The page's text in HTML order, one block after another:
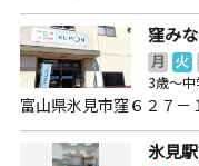
窪み
月 火
3歳～中
富山県氷見市窪６２７－１
氷見